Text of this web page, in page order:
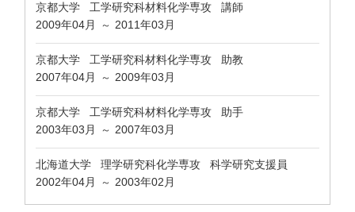
京都大学 工学研究科材料化学専攻 講師
2009年04月
～ 2011年03月
京都大学 工学研究科材料化学専攻 助教
2007年04月
～ 2009年03月
京都大学 工学研究科材料化学専攻 助手
2003年03月
～ 2007年03月
北海道大学 理学研究科化学専攻 科学研究支援員
2002年04月
～ 2003年02月